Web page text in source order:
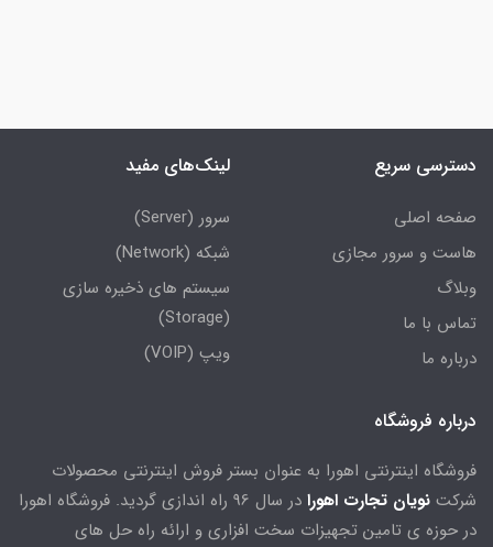
دسترسی سریع
صفحه اصلی
هاست و سرور مجازی
وبلاگ
تماس با ما
درباره ما
لینک‌های مفید
سرور (Server)
شبکه (Network)
سیستم های ذخیره سازی
(Storage)
ویپ (VOIP)
درباره فروشگاه
فروشگاه اینترنتی اهورا به عنوان بستر فروش اینترنتی محصولات
شرکت نویان تجارت اهورا
در سال 96 راه اندازی گردید. فروشگاه اهورا
در حوزه ی تامین تجهیزات سخت افزاری و ارائه راه حل های